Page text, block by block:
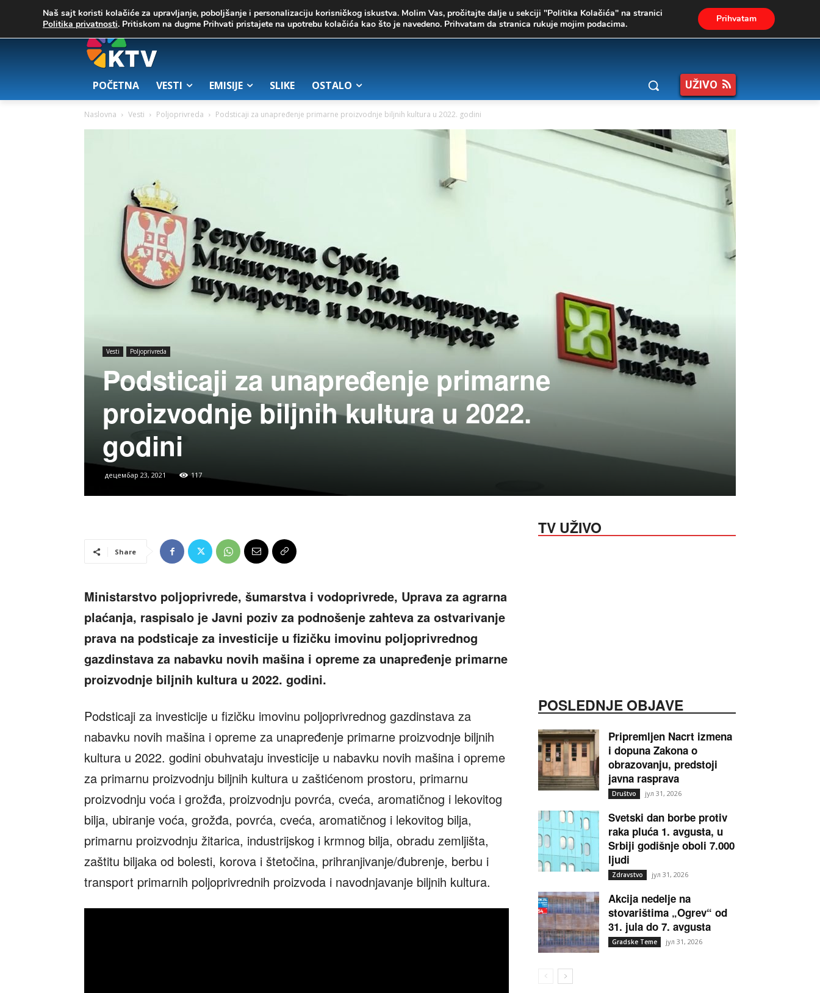
25.7 Zrenjanin 02. август 2026.
POČETNA VESTI EMISIJE SLIKE OSTALO UŽIVO
Naslovna Vesti Poljoprivreda Podsticaji za unapređenje primarne proizvodnje biljnih kultura u 2022. godini
Vesti Poljoprivreda
Podsticaji za unapređenje primarne
proizvodnje biljnih kultura u 2022.
godini
децембар 23, 2021 117
Share
Ministarstvo poljoprivrede, šumarstva i vodoprivrede, Uprava za agrarna
plaćanja, raspisalo je Javni poziv za podnošenje zahteva za ostvarivanje
prava na podsticaje za investicije u fizičku imovinu poljoprivrednog
gazdinstava za nabavku novih mašina i opreme za unapređenje primarne
proizvodnje biljnih kultura u 2022. godini.
Podsticaji za investicije u fizičku imovinu poljoprivrednog gazdinstava za
nabavku novih mašina i opreme za unapređenje primarne proizvodnje biljnih
kultura u 2022. godini obuhvataju investicije u nabavku novih mašina i opreme
za primarnu proizvodnju biljnih kultura u zaštićenom prostoru, primarnu
proizvodnju voća i grožđa, proizvodnju povrća, cveća, aromatičnog i lekovitog
bilja, ubiranje voća, grožđa, povrća, cveća, aromatičnog i lekovitog bilja,
primarnu proizvodnju žitarica, industrijskog i krmnog bilja, obradu zemljišta,
zaštitu biljaka od bolesti, korova i štetočina, prihranjivanje/đubrenje, berbu i
transport primarnih poljoprivrednih proizvoda i navodnjavanje biljnih kultura.
TV UŽIVO
POSLEDNJE OBJAVE
Pripremljen Nacrt izmena
i dopuna Zakona o
obrazovanju, predstoji
javna rasprava
Društvo јул 31, 2026
Svetski dan borbe protiv
raka pluća 1. avgusta, u
Srbiji godišnje oboli 7.000
ljudi
Zdravstvo јул 31, 2026
Akcija nedelje na
stovarištima „Ogrev“ od
31. jula do 7. avgusta
Gradske Teme јул 31, 2026
Naš sajt koristi kolačiće za upravljanje, poboljšanje i personalizaciju korisničkog iskustva. Molim Vas, pročitajte dalje u sekciji "Politika Kolačića" na stranici
Politika privatnosti. Pritiskom na dugme Prihvati pristajete na upotrebu kolačića kao što je navedeno. Prihvatam da stranica rukuje mojim podacima. Prihvatam